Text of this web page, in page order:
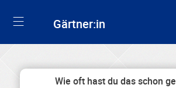
Gärtner:in
Wie oft hast du das schon